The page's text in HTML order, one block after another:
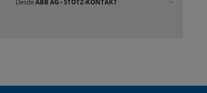
DesdeABB AG - STOTZ-KONTAKT